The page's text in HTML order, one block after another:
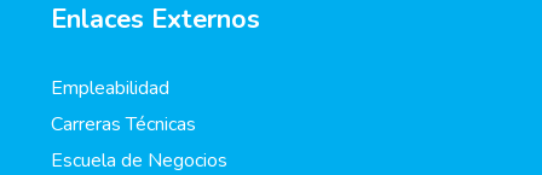
Enlaces Externos
Empleabilidad
Carreras Técnicas
Escuela de Negocios